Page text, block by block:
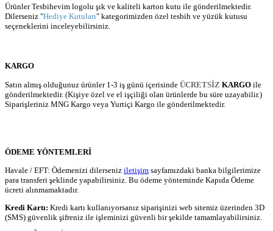
Ürünler Tesbihevim logolu şık ve kaliteli karton kutu ile gönderilmektedir.
Dilerseniz "Hediye Kutuları" kategorimizden özel tesbih ve yüzük kutusu
seçeneklerini inceleyebilirsiniz.
KARGO
Satın almış olduğunuz ürünler 1-3 iş günü içerisinde ÜCRETSİZ KARGO ile
gönderilmektedir. (Kişiye özel ve el işçiliği olan ürünlerde bu süre uzayabilir.)
Siparişleriniz MNG Kargo veya Yurtiçi Kargo ile gönderilmektedir.
ÖDEME YÖNTEMLERİ
Havale / EFT: Ödemenizi dilerseniz iletişim sayfamızdaki banka bilgilerimize
para transferi şeklinde yapabilirsiniz. Bu ödeme yönteminde Kapıda Ödeme
ücreti alınmamaktadır.
Kredi Kartı: Kredi kartı kullanıyorsanız siparişinizi web sitemiz üzerinden 3D
(SMS) güvenlik şifreniz ile işleminizi güvenli bir şekilde tamamlayabilirsiniz.